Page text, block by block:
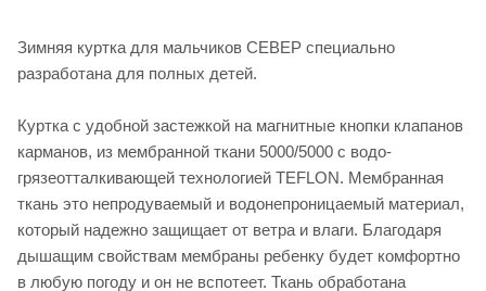
Зимняя куртка для мальчиков СЕВЕР специально
разработана для полных детей.
Куртка с удобной застежкой на магнитные кнопки клапанов
карманов, из мембранной ткани 5000/5000 с водо-
грязеотталкивающей технологией TEFLON. Мембранная
ткань это непродуваемый и водонепроницаемый материал,
который надежно защищает от ветра и влаги. Благодаря
дышащим свойствам мембраны ребенку будет комфортно
в любую погоду и он не вспотеет. Ткань обработана